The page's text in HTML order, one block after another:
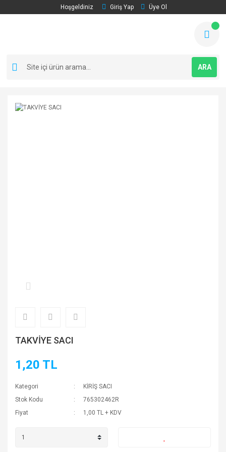
Hoşgeldiniz Giriş Yap Üye Ol
ARA
TAKVİYE SACI
1,20 TL
Kategori
KİRİŞ SACI
Stok Kodu
765302462R
Fiyat
1,00 TL + KDV